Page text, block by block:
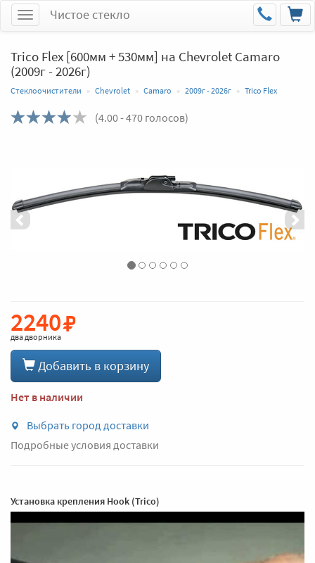
МенюЧистое стекло
Trico Flex [600мм + 530мм] на Chevrolet Camaro
(2009г - 2026г)
Стеклоочистители Chevrolet Camaro 2009г - 2026г Trico Flex
(4.00- 470 голосов)
2240
два дворника
Добавить в корзину
Нет в наличии
Выбрать город доставки
Подробные условия доставки
Установка крепления Hook (Trico)